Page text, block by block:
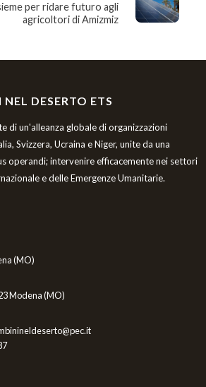
per ridare futuro agli
agricoltori di Amizmiz
DESERTO ETS
di un'alleanza globale di organizzazioni
Svizzera, Ucraina e Niger, unite da una
operandi; intervenire efficacemente nei settori
e delle Emergenze Umanitarie.
(MO)
Modena (MO)